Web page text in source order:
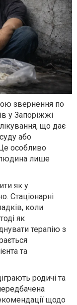
звернення по
у Запоріжжі
що дає
або
особливо
лише
як у
Стаціонарні
коли
як
терапію з
та
родичі та
щодо